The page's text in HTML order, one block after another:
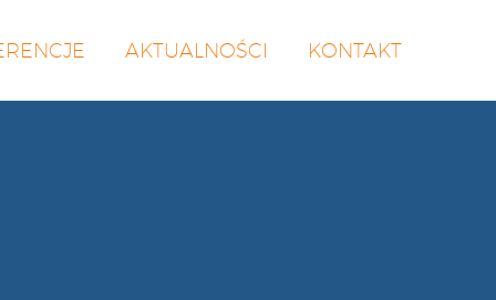
AKTUALNOŚCI KONTAKT